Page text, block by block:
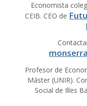
Economista
CEIB. CEO de
Profesor de
Máster (UNIR).
Social de Illes